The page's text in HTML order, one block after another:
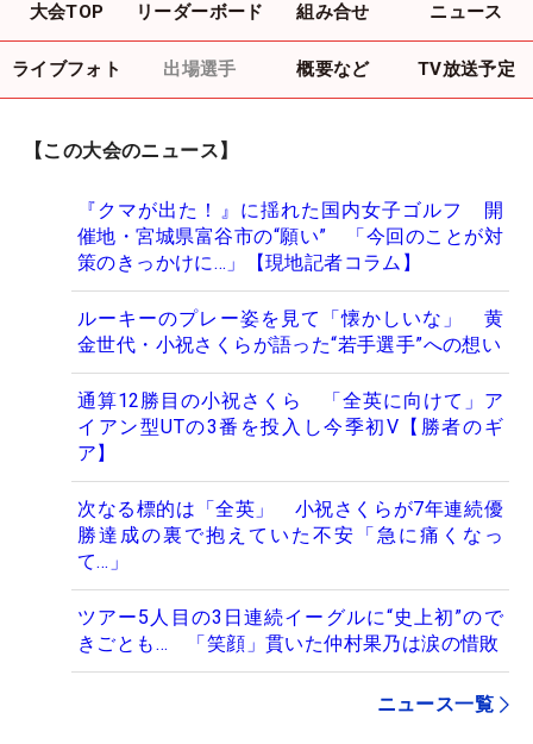
大会TOP リーダーボード 組み合せ ニュース
ライブフォト 出場選手 概要など TV放送予定
【この大会のニュース】
『クマが出た！』に揺れた国内女子ゴルフ 開
催地・宮城県富谷市の“願い” 「今回のことが対
策のきっかけに…」【現地記者コラム】
ルーキーのプレー姿を見て「懐かしいな」 黄
金世代・小祝さくらが語った“若手選手”への想い
通算12勝目の小祝さくら 「全英に向けて」ア
イアン型UTの3番を投入し今季初V【勝者のギ
ア】
次なる標的は「全英」 小祝さくらが7年連続優
勝達成の裏で抱えていた不安「急に痛くなっ
て…」
ツアー5人目の3日連続イーグルに“史上初”ので
きごとも… 「笑顔」貫いた仲村果乃は涙の惜敗
ニュース一覧